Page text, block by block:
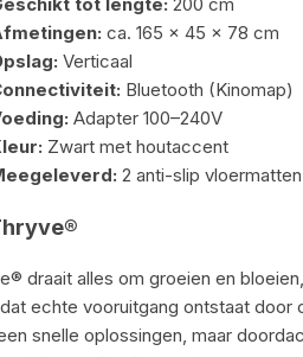
ca. 165 × 45 × 78 cm
Verticaal
Bluetooth (Kinomap)
Adapter 100–240V
Zwart met houtaccent
2 anti-slip vloermatten
draait alles om groeien en
echte vooruitgang ontstaat
snelle oplossingen, maar